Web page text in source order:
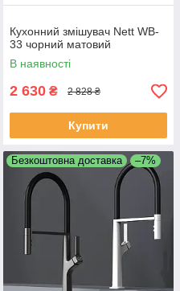
Кухонний змішувач Nett WB-
33 чорний матовий
В наявності
2 630 ₴ 2 828 ₴
Купити
Безкоштовна доставка –7%